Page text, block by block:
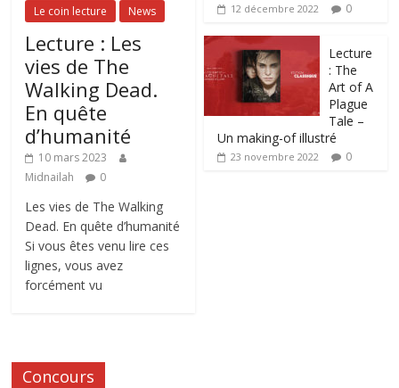
Le coin lecture News
Lecture : Les
vies de The
Walking Dead.
En quête
d’humanité
10 mars 2023
Midnailah
0
Les vies de The Walking
Dead. En quête d’humanité
Si vous êtes venu lire ces
lignes, vous avez
forcément vu
12 décembre 2022 0
Lecture
: The
Art of A
Plague
Tale –
Un making-of illustré
23 novembre 2022 0
Concours